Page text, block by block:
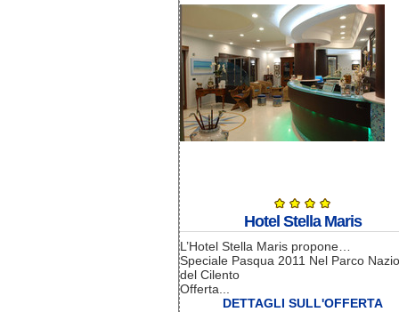
Hotel Stella Maris
L’Hotel Stella Maris propone…
Speciale Pasqua 2011 Nel Parco
del Cilento
Offerta...
DETTAGLI SULL'OFFERTA